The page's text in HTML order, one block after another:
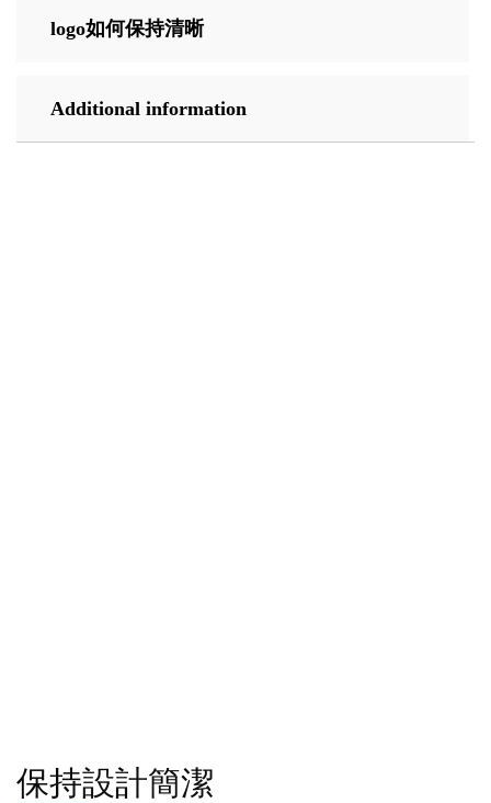
logo如何保持清晰
Additional information
保持設計簡潔